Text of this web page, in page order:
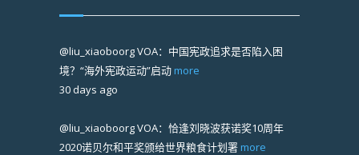
@liu_xiaoboorgVOA：中国宪政追求是否陷入困
境？“海外宪政运动”启动 more
30 days ago
@liu_xiaoboorgVOA：恰逢刘晓波获诺奖10周年
2020诺贝尔和平奖颁给世界粮食计划署 more